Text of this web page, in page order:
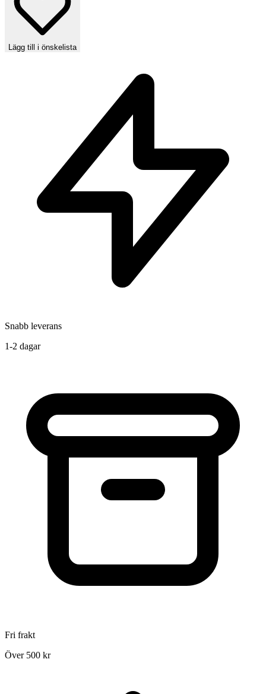
Lägg till i önskelista
Snabb leverans
1-2 dagar
Fri frakt
Över 500 kr